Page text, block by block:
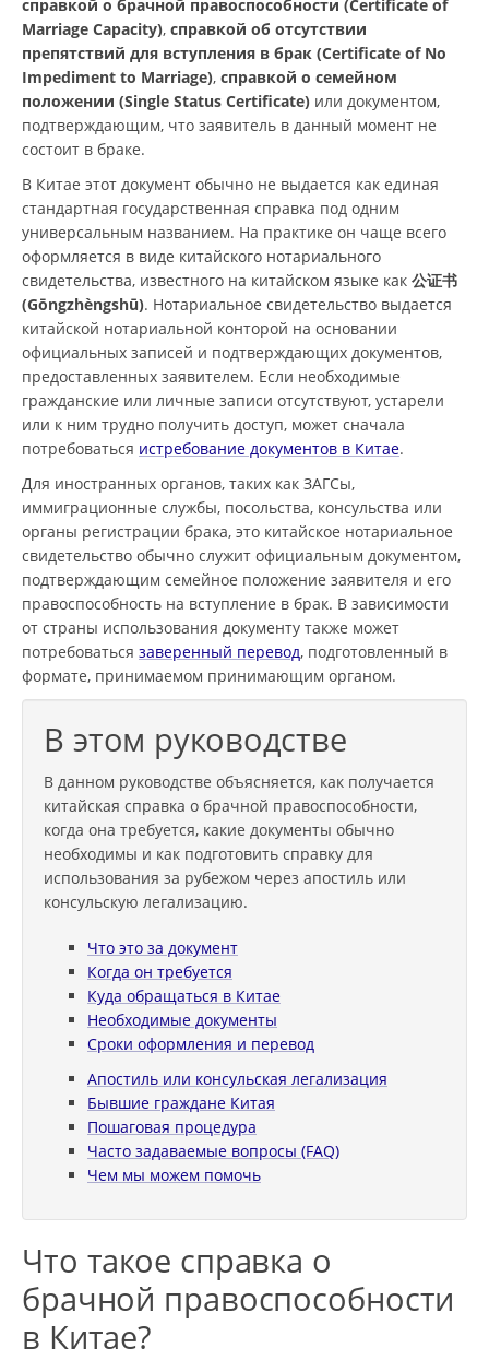
справкой о брачной правоспособности (Certificate of
Marriage Capacity), справкой об отсутствии
препятствий для вступления в брак (Certificate of No
Impediment to Marriage), справкой о семейном
положении (Single Status Certificate) или документом,
подтверждающим, что заявитель в данный момент не
состоит в браке.
В Китае этот документ обычно не выдается как единая
стандартная государственная справка под одним
универсальным названием. На практике он чаще всего
оформляется в виде китайского нотариального
свидетельства, известного на китайском языке как 公证书
(Gōngzhèngshū). Нотариальное свидетельство выдается
китайской нотариальной конторой на основании
официальных записей и подтверждающих документов,
предоставленных заявителем. Если необходимые
гражданские или личные записи отсутствуют, устарели
или к ним трудно получить доступ, может сначала
потребоваться истребование документов в Китае.
Для иностранных органов, таких как ЗАГСы,
иммиграционные службы, посольства, консульства или
органы регистрации брака, это китайское нотариальное
свидетельство обычно служит официальным документом,
подтверждающим семейное положение заявителя и его
правоспособность на вступление в брак. В зависимости
от страны использования документу также может
потребоваться заверенный перевод, подготовленный в
формате, принимаемом принимающим органом.
В этом руководстве
В данном руководстве объясняется, как получается
китайская справка о брачной правоспособности,
когда она требуется, какие документы обычно
необходимы и как подготовить справку для
использования за рубежом через апостиль или
консульскую легализацию.
Что это за документ
Когда он требуется
Куда обращаться в Китае
Необходимые документы
Сроки оформления и перевод
Апостиль или консульская легализация
Бывшие граждане Китая
Пошаговая процедура
Часто задаваемые вопросы (FAQ)
Чем мы можем помочь
Что такое справка о
брачной правоспособности
в Китае?